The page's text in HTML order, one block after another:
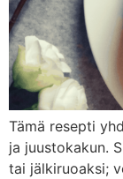
Tämä resepti
ja juustokakun.
tai jälkiruoaksi;